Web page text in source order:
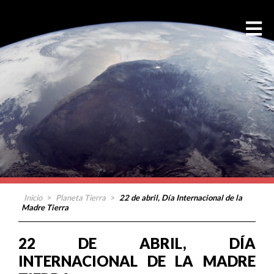
Inicio > Planeta Tierra > 22 de abril, Día Internacional de la
Madre Tierra
22 DE ABRIL, DÍA
INTERNACIONAL DE LA MADRE